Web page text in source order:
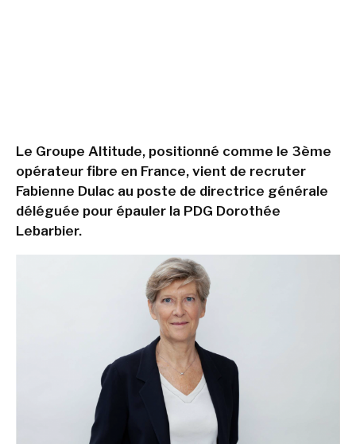
Le Groupe Altitude, positionné comme le 3ème
opérateur fibre en France, vient de recruter
Fabienne Dulac au poste de directrice générale
déléguée pour épauler la PDG Dorothée
Lebarbier.